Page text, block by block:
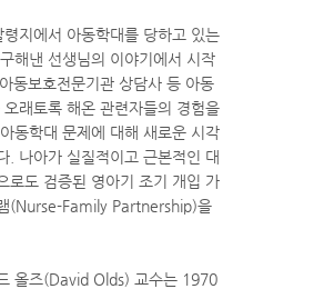
지에서 아동학대를 당하고 있는
해낸 선생님의 이야기에서 시작
동보호전문기관 상담사 등 아동
래토록 해온 관련자들의 경험을
동학대 문제에 대해 새로운 시각
. 나아가 실질적이고 근본적인 대
로도 검증된 영아기 조기 개입 가
(Nurse-Family Partnership)을
올즈(David Olds) 교수는 1970